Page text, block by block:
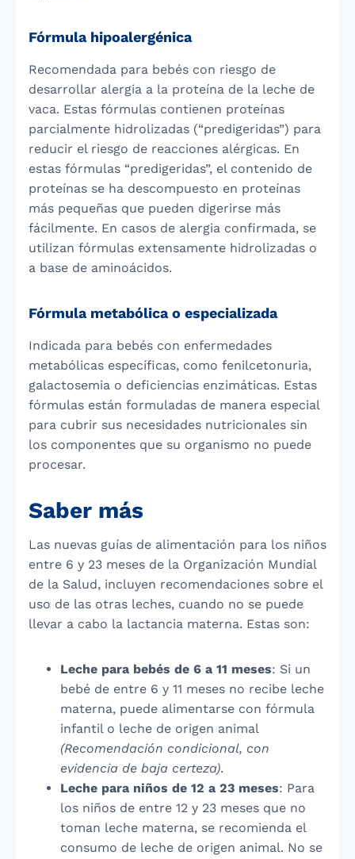
Fórmula hipoalergénica
Recomendada para bebés con riesgo de
desarrollar alergia a la proteína de la leche de
vaca. Estas fórmulas contienen proteínas
parcialmente hidrolizadas (“predigeridas”) para
reducir el riesgo de reacciones alérgicas. En
estas fórmulas “predigeridas”, el contenido de
proteínas se ha descompuesto en proteínas
más pequeñas que pueden digerirse más
fácilmente. En casos de alergia confirmada, se
utilizan fórmulas extensamente hidrolizadas o
a base de aminoácidos.
Fórmula metabólica o especializada
Indicada para bebés con enfermedades
metabólicas específicas, como fenilcetonuria,
galactosemia o deficiencias enzimáticas. Estas
fórmulas están formuladas de manera especial
para cubrir sus necesidades nutricionales sin
los componentes que su organismo no puede
procesar.
Saber más
Las nuevas guías de alimentación para los niños
entre 6 y 23 meses de la Organización Mundial
de la Salud, incluyen recomendaciones sobre el
uso de las otras leches, cuando no se puede
llevar a cabo la lactancia materna. Estas son:
Leche para bebés de 6 a 11 meses: Si un
bebé de entre 6 y 11 meses no recibe leche
materna, puede alimentarse con fórmula
infantil o leche de origen animal
(Recomendación condicional, con
evidencia de baja certeza).
Leche para niños de 12 a 23 meses: Para
los niños de entre 12 y 23 meses que no
toman leche materna, se recomienda el
consumo de leche de origen animal. No se